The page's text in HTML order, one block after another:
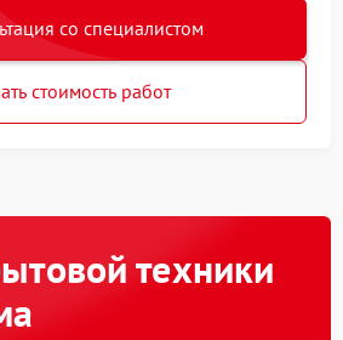
со специалистом
стоимость работ
техники